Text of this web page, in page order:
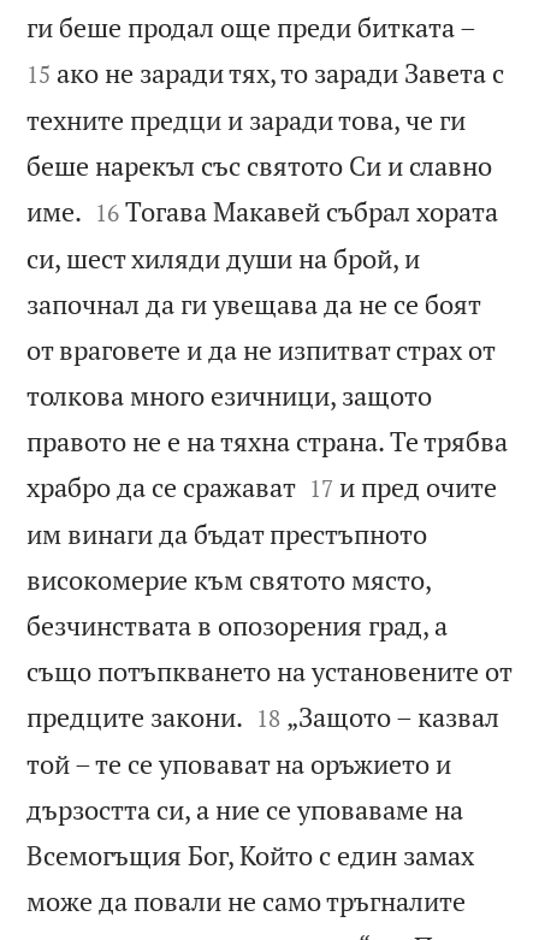
ги беше продал още преди битката –
15 ако не заради тях, то заради Завета с
техните предци и заради това, че ги
беше нарекъл със святото Си и славно
име. 

16 Тогава Макавей събрал хората
си, шест хиляди души на брой, и
започнал да ги увещава да не се боят
от враговете и да не изпитват страх от
толкова много езичници, защото
правото не е на тяхна страна. Те трябва
храбро да се сражават
17 и пред очите
им винаги да бъдат престъпното
високомерие към святото място,
безчинствата в опозорения град, а
също потъпкването на установените от
предците закони. 

18 „Защото – казвал
той – те се уповават на оръжието и
дързостта си, а ние се уповаваме на
Всемогъщия Бог, Който с един замах
може да повали не само тръгналите